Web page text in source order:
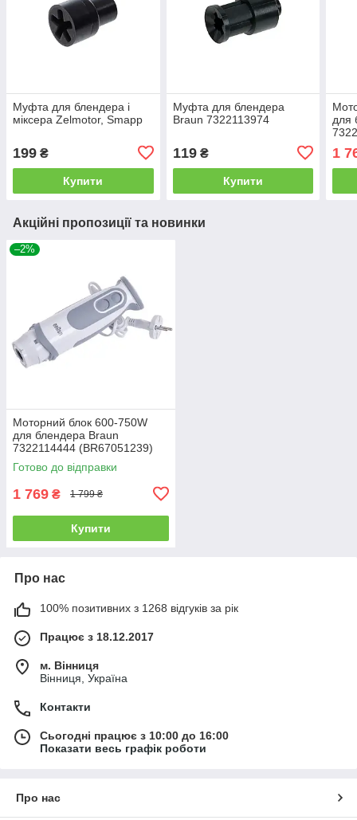
Муфта для блендера і
міксера Zelmotor, Smapp
199 ₴
Купити
Муфта для блендера
Braun 7322113974
119₴
Купити
для
1
Акційні пропозиції та новинки
–2%
Моторний блок 600-750W
для блендера Braun
7322114444 (BR67051239)
Готово до відправки
1 769 ₴ 1 799 ₴
Купити
Про нас
100% позитивних з 1268 відгуків за рік
Працює з 18.12.2017
м. Вінниця
Вінниця, Україна
Контакти
Сьогодні працює з 10:00 до 16:00
Показати весь графік роботи
Про нас